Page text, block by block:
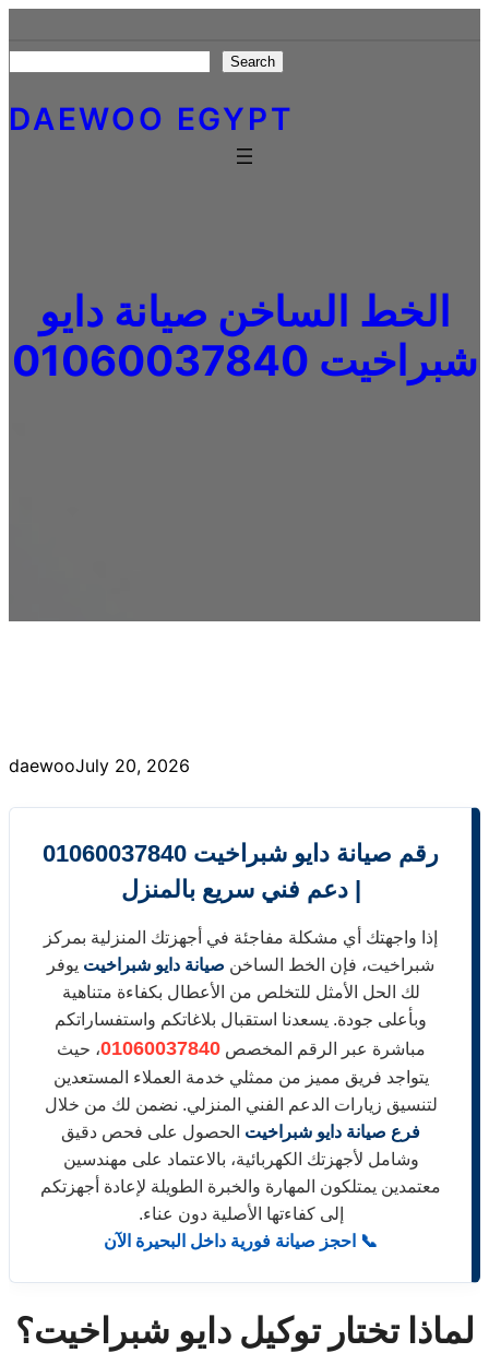
to
content
Search
DAEWOO EGYPT
الخط الساخن صيانة دايو
شبراخيت 01060037840
daewooJuly 20, 2026
رقم صيانة دايو شبراخيت 01060037840
| دعم فني سريع بالمنزل
إذا واجهتك أي مشكلة مفاجئة في أجهزتك المنزلية بمركز
شبراخيت، فإن الخط الساخن صيانة دايو شبراخيت يوفر
لك الحل الأمثل للتخلص من الأعطال بكفاءة متناهية
وبأعلى جودة. يسعدنا استقبال بلاغاتكم واستفساراتكم
مباشرة عبر الرقم المخصص01060037840، حيث
يتواجد فريق مميز من ممثلي خدمة العملاء المستعدين
لتنسيق زيارات الدعم الفني المنزلي. نضمن لك من خلال
فرع صيانة دايو شبراخيت الحصول على فحص دقيق
وشامل لأجهزتك الكهربائية، بالاعتماد على مهندسين
معتمدين يمتلكون المهارة والخبرة الطويلة لإعادة أجهزتكم
إلى كفاءتها الأصلية دون عناء.
📞 احجز صيانة فورية داخل البحيرة الآن
لماذا تختار توكيل دايو شبراخيت؟